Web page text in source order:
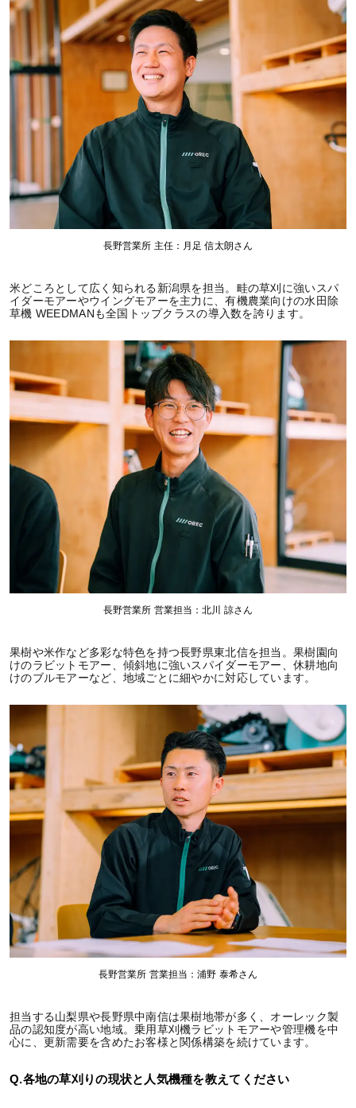
長野営業所 主任：月足 信太朗さん
米どころとして広く知られる新潟県を担当。畦の草刈に強いスパ
イダーモアーやウイングモアーを主力に、有機農業向けの水田除
草機 WEEDMANも全国トップクラスの導入数を誇ります。
長野営業所 営業担当：北川 諒さん
果樹や米作など多彩な特色を持つ長野県東北信を担当。果樹園向
けのラビットモアー、傾斜地に強いスパイダーモアー、休耕地向
けのブルモアーなど、地域ごとに細やかに対応しています。
長野営業所 営業担当：浦野 泰希さん
担当する山梨県や長野県中南信は果樹地帯が多く、オーレック製
品の認知度が高い地域。乗用草刈機ラビットモアーや管理機を中
心に、更新需要を含めたお客様と関係構築を続けています。
Q.各地の草刈りの現状と人気機種を教えてください